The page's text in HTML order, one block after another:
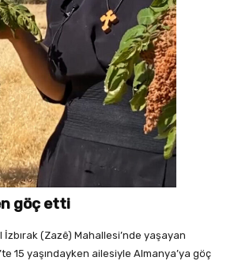
göç etti
İzbırak (Zazê) Mahallesi’nde yaşayan
15 yaşındayken ailesiyle Almanya’ya göç